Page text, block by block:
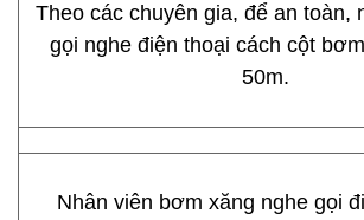
Theo các chuyên gia, để an toàn,
gọi nghe điện thoại cách cột
50m.
Nhân viên bơm xăng nghe gọi